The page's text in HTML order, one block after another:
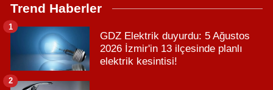
Trend Haberler
GDZ Elektrik duyurdu: 5 Ağustos
2026 İzmir'in 13 ilçesinde planlı
elektrik kesintisi!
1
2